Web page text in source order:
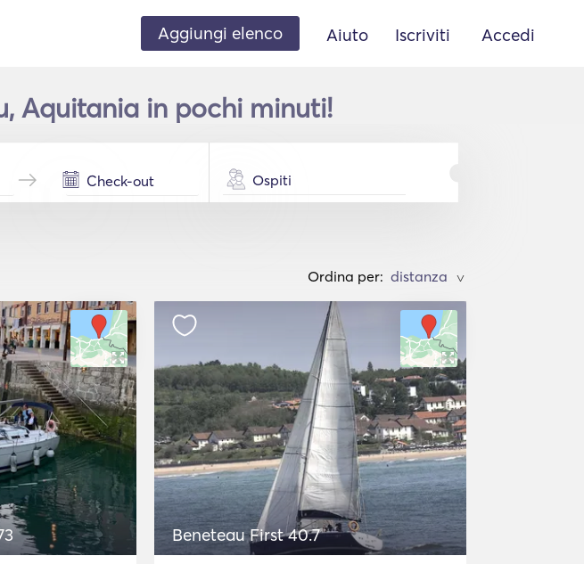
Aggiungi elenco Aiuto Iscriviti Accedi
Aquitania in pochi minuti!
Ospiti
Ordina per: >
Beneteau First 40.7